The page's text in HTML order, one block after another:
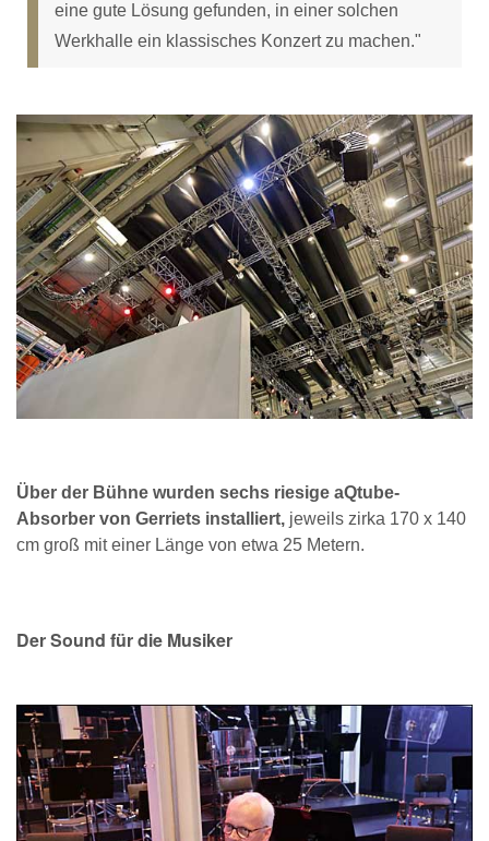
eine gute Lösung gefunden, in einer solchen
Werkhalle ein klassisches Konzert zu machen."
Über der Bühne wurden sechs riesige aQtube-
Absorber von Gerriets installiert, jeweils zirka 170 x 140
cm groß mit einer Länge von etwa 25 Metern.
Der Sound für die Musiker